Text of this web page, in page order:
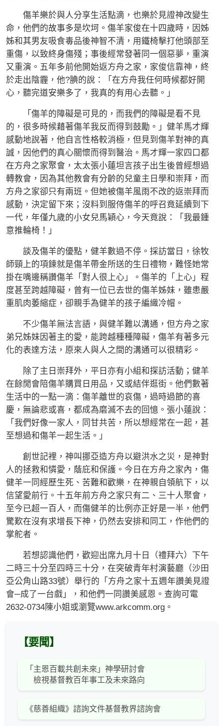
傷羊樂於與人分享生活點滴，也樂於見證神改變生
命，他們的故事多是坎坷。傷羊家俊在十四歲時，因姊
姊和其男友吸食毒品後神智不清，用鐵椅擊打他頭部至
重傷，以致終身傷殘；事後經常發著同一個惡夢，重演
又重演。五年多前他開始返方舟之家，家俊信靠神，終
於走出陰霾，他?腆的說：「在方舟我任何時候都好開
心，聽完道安樂多了，我真的有用心去聽。」
「傷羊的障礙是可見的，而我們的障礙是看不見
的，很多時候藉著傷羊我反而得到鼓勵。」健羊馬才輝
感動地說著，他自言性格較消極，但見到傷羊對神的真
誠，因他們的真心關懷而得到醫治。馬才輝一家四口都
在方舟之家聚會，太太張小蓮坦言孩子出生後曾經想過
轉教會，因為其他教會有分齡的兒童主日學和崇拜，而
方舟之家卻只有兩班。但她被傷羊風雨不改的返崇拜而
感動，決定留下來；沒料到服侍傷羊的呼召竟延續到下
一代，年僅九歲的小女兒馬穎心，今天竟說：「我最鍾
意推輪椅！」
談及傷羊的優點，健羊數過不停。採訪當日，徐牧
師頸上的項鍊就是傷羊帶金所送的生日禮物，難怪她常
掛在嘴邊稱讚傷羊「對人很上心」。傷羊的「上心」程
度甚至跨越障礙，曾有一位已去世的傷羊姊妹，雖患嚴
重肌肉萎縮症，卻親手為健羊的孩子編織冷帽。
不少傷羊無法言語，與健羊難以溝通，但方舟之家
弟兄姊妹因著主的愛，能跨越種種障礙，傷羊有著多元
化的表達方法，原來人與人之間的溝通可以很精彩。
除了主日崇拜外，平日亦有小組和探訪活動；健羊
在餘閒會陪傷羊購買日用品，又或結伴逛街。他們數著
生活中的一點一滴：傷羊離世的哀傷，過時過節的喜
慶，無論悲或喜，都成為磨滅不去的回憶。張小蓮說：
「我們好像一家人，同甘共苦，所以想經常在一起，甚
至想過和傷羊一起生活。」
創世記裡，神叫挪亞造方舟以避洪水之災，是神對
人的拯救和憐愛，蔭庇和保護。今日在方舟之家內，傷
健羊一同經歷生死、苦難和歡樂，在神親自領航下，以
信望愛前行。十五年前方舟之家只有二、三十人聚會，
至今已超一百人，而傷健羊的比例亦正好是一半，他們
驚歎在沒有求增長下神，仍然去安排和同工，作他們的
掌舵者。
若想認識他們，歡迎出席九月十日（禮拜六）下午
二時三十分至四時三十分，在突破青年村演藝廳（沙田
亞公角山路33號）舉行的「方舟之家十五週年讚美見證
會─成了一台戲」，和他們一同讚美感恩。查詢可電
2632-0734陳小姐或瀏覽www.arkcomm.org。
【要聞】
「主恩百載共創未來」神學研討會
檢視基督教百年事工及未來路向
《慈善組織》諮詢文件基督教界諮詢會